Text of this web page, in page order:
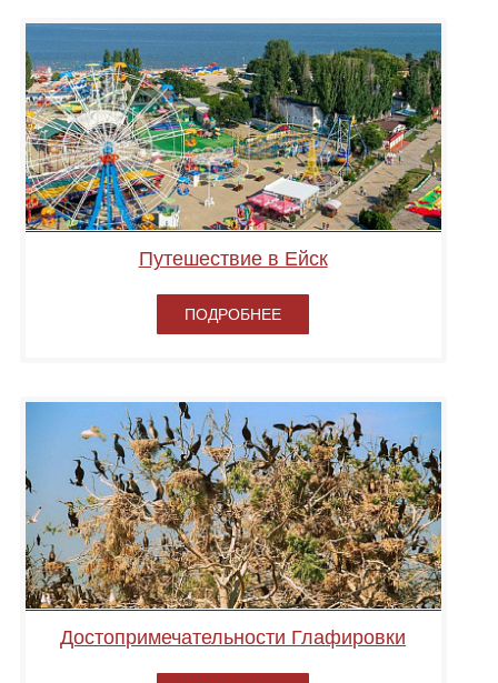
Путешествие в Ейск
ПОДРОБНЕЕ
Достопримечательности Глафировки